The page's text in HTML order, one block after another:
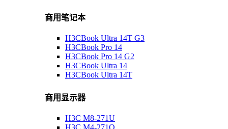
商用笔记本
H3CBook Ultra 14T G3
H3CBook Pro 14
H3CBook Pro 14 G2
H3CBook Ultra 14
H3CBook Ultra 14T
商用显示器
H3C M8-271U
H3C M4-271Q